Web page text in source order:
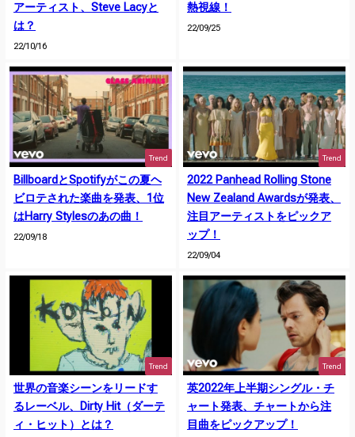
アーティスト、Steve Lacyと
は？
22/10/16
熱視線！
22/09/25
Trend
BillboardとSpotifyがこの夏ヘ
ビロテされた楽曲を発表、1位
はHarry Stylesのあの曲！
22/09/18
Trend
2022 Panhead Rolling Stone
New Zealand Awardsが発表、
注目アーティストをピックア
ップ！
22/09/04
Trend
世界の音楽シーンをリードす
るレーベル、Dirty Hit（ダーテ
ィ・ヒット）とは？
Trend
英2022年上半期シングル・チ
ャート発表、チャートから注
目曲をピックアップ！